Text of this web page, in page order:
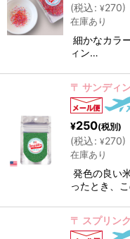
(税込: ¥270)
在庫あり
細かなカラ
ィン…
〒 サンディ
¥250(税別)
(税込: ¥270)
在庫あり
発色の良い
ったとき、
〒 スプリン